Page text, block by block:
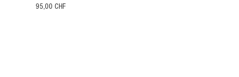
Prix
95,00 CHF